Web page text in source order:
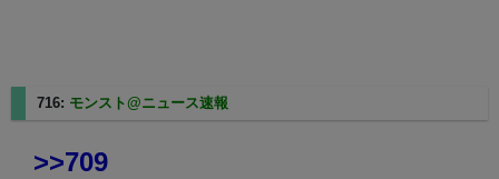
716: モンスト@ニュース速報
>>709